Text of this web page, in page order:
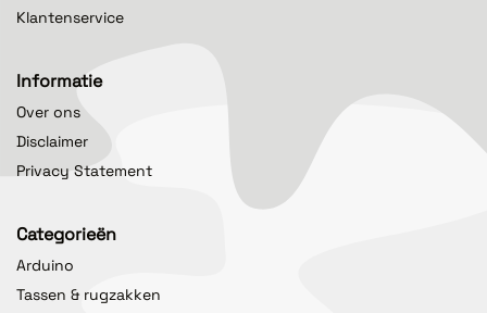
Klantenservice
Informatie
Over ons
Disclaimer
Privacy Statement
Categorieën
Arduino
Tassen & rugzakken